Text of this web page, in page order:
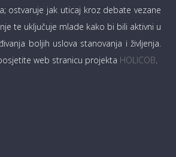
ostvaruje jak uticaj kroz debate vezane
te uključuje mlade kako bi bili aktivni u
boljih uslova stanovanja i življenja.
web stranicu projekta HOLICOB.